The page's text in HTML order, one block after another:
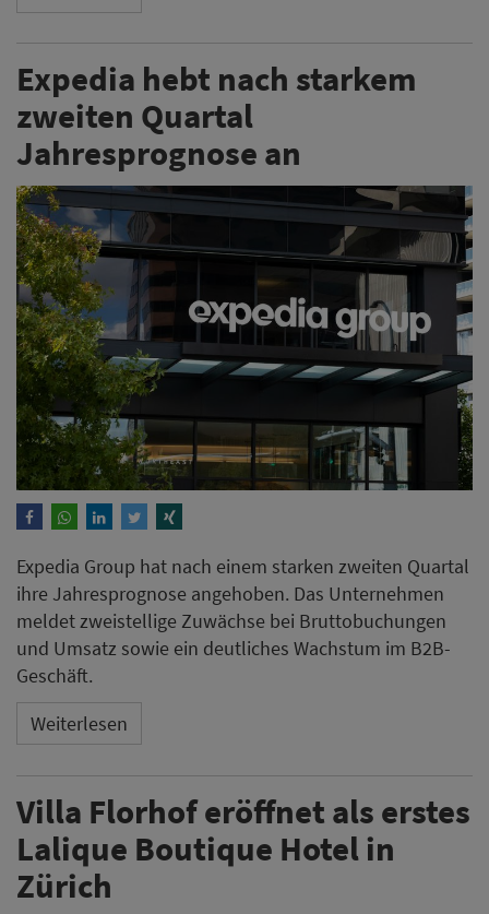
Expedia Group hat nach einem starken zweiten Quartal
ihre Jahresprognose angehoben. Das Unternehmen
meldet zweistellige Zuwächse bei Bruttobuchungen
und Umsatz sowie ein deutliches Wachstum im B2B-
Geschäft.
Weiterlesen
Villa Florhof eröffnet als erstes
Lalique Boutique Hotel in
Zürich